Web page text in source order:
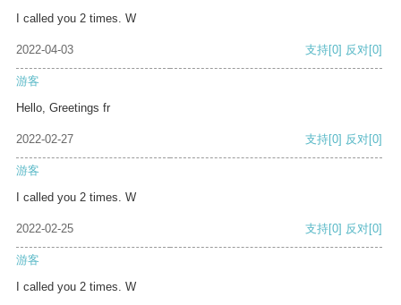
I called you 2 times. W
2022-04-03 支持[0] 反对[0]
游客
Hello, Greetings fr
2022-02-27 支持[0] 反对[0]
游客
I called you 2 times. W
2022-02-25 支持[0] 反对[0]
游客
I called you 2 times. W